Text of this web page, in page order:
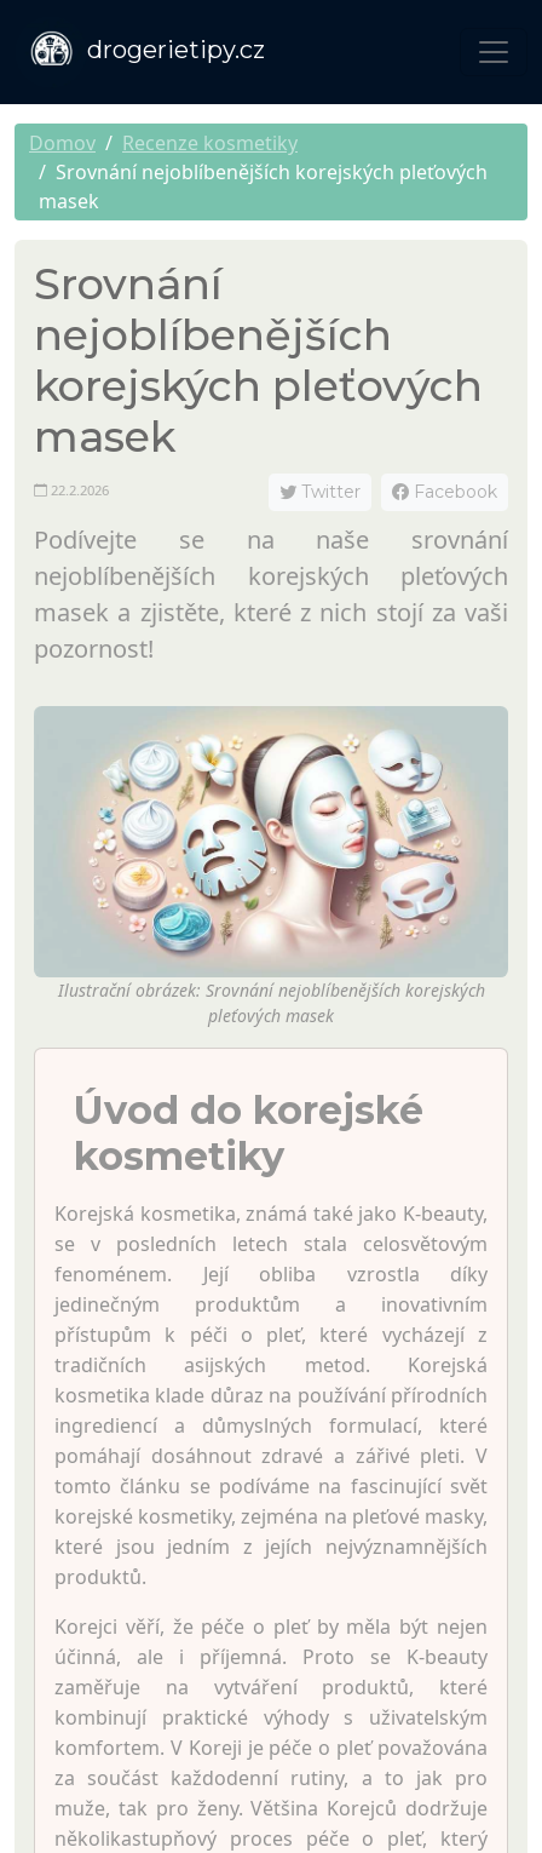
drogerietipy.cz
Domov
Recenze kosmetiky
Srovnání nejoblíbenějších korejských pleťových
masek
Srovnání
nejoblíbenějších
korejských pleťových
masek
22.2.2026 Twitter Facebook
Podívejte se na naše srovnání
nejoblíbenějších korejských pleťových
masek a zjistěte, které z nich stojí za vaši
pozornost!
Ilustrační obrázek: Srovnání nejoblíbenějších korejských
pleťových masek
Úvod do korejské
kosmetiky
Korejská kosmetika, známá také jako K-beauty,
se v posledních letech stala celosvětovým
fenoménem. Její obliba vzrostla díky
jedinečným produktům a inovativním
přístupům k péči o pleť, které vycházejí z
tradičních asijských metod. Korejská
kosmetika klade důraz na používání přírodních
ingrediencí a důmyslných formulací, které
pomáhají dosáhnout zdravé a zářivé pleti. V
tomto článku se podíváme na fascinující svět
korejské kosmetiky, zejména na pleťové masky,
které jsou jedním z jejích nejvýznamnějších
produktů.
Korejci věří, že péče o pleť by měla být nejen
účinná, ale i příjemná. Proto se K-beauty
zaměřuje na vytváření produktů, které
kombinují praktické výhody s uživatelským
komfortem. V Koreji je péče o pleť považována
za součást každodenní rutiny, a to jak pro
muže, tak pro ženy. Většina Korejců dodržuje
několikastupňový proces péče o pleť, který